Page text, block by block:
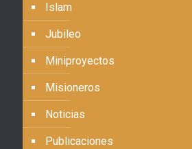
Islam
Jubileo
Miniproyectos
Misioneros
Noticias
Publicaciones